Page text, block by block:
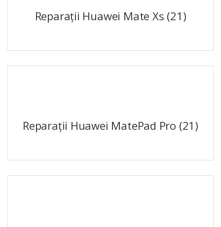
Reparații Huawei Mate Xs (21)
Reparații Huawei MatePad Pro (21)